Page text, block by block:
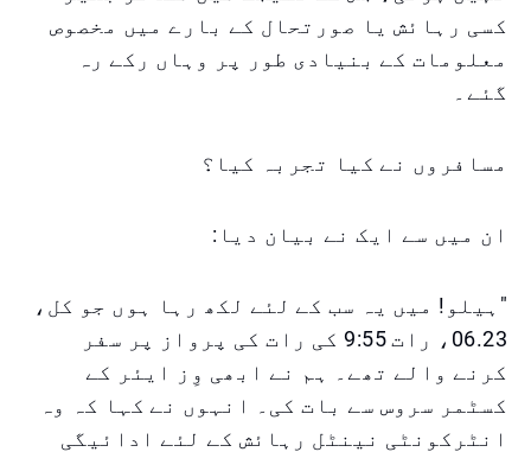
کسی رہائش یا صورتحال کے بارے میں مخصوص
معلومات کے بنیادی طور پر وہاں رکے رہ
گئے۔
مسافروں نے کیا تجربہ کیا؟
ان میں سے ایک نے بیان دیا:
"ہیلو! میں یہ سب کے لئے لکھ رہا ہوں جو کل،
06.23، رات 9:55 کی رات کی پرواز پر سفر
کرنے والے تھے۔ ہم نے ابھی وِز ایئر کے
کسٹمر سروس سے بات کی۔ انہوں نے کہا کہ وہ
انٹرکونٹی نینٹل رہائش کے لئے ادائیگی